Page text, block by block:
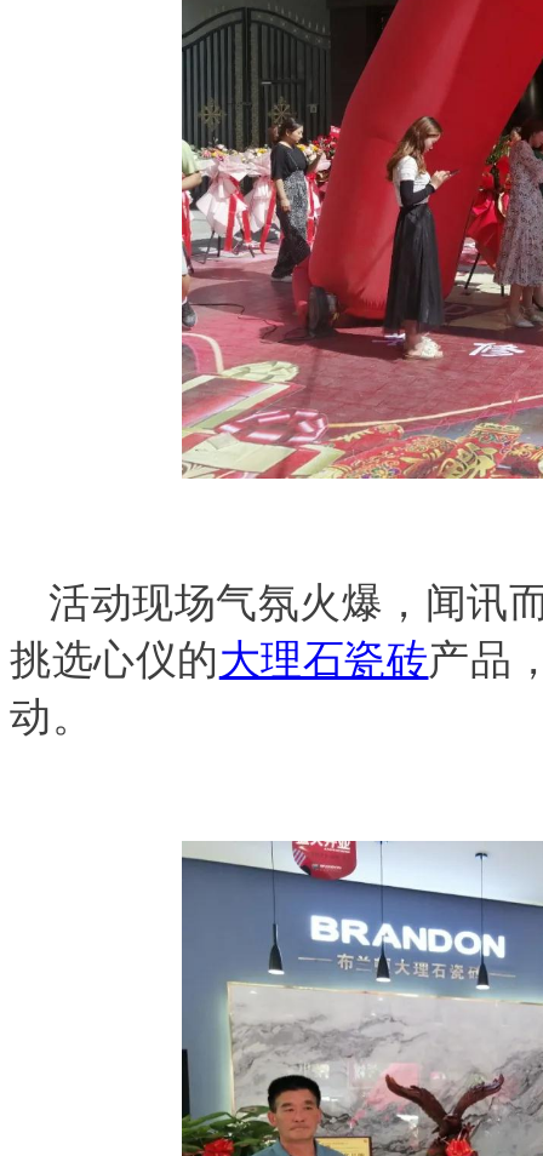
活动现场气氛火爆，闻讯
挑选心仪的大理石瓷砖产品
动。